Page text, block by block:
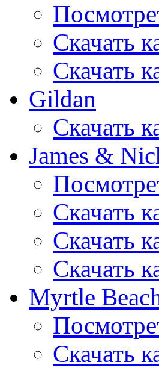
Скачать
Скачать
Gildan
Скачать
James &
Скачать
Скачать
Скачать
Myrtle
Скачать